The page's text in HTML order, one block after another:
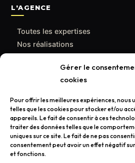
Gérer le
cookies
Pour offrir les meilleures expériences, nous
telles que les cookies pour stocker et/ou
appareils. Le fait de consentir à ces
traiter des données telles que le
uniques sur ce site. Le fait de ne pas
consentement peut avoir un effet négatif
et fonctions.
L'AGENCE
Toutes les expertises
Nos réalisations
Qui sommes-nous
CONTACT
contact@poulpemedia.fr
07 62 01 54 84